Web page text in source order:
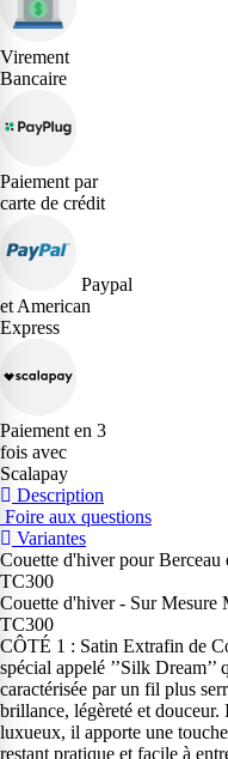
Virement
Bancaire
Paiement par
carte de crédit
Paypal
et American
Express
Paiement en 3
fois avec
Scalapay
Description
Foire aux questions
Variantes
Couette d'hiver pour Berceau
TC300
Couette d'hiver - Sur
TC300
CÔTÉ 1 : Satin Extrafin de
spécial appelé ’’Silk
caractérisée par un fil plus
brillance, légèreté et
luxueux, il apporte une
restant pratique et facile à